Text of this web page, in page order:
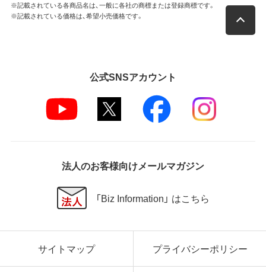
※記載されている各商品名は、一般に各社の商標または登録商標です。
※記載されている価格は、希望小売価格です。
公式SNSアカウント
法人のお客様向けメールマガジン
「Biz Information」 はこちら
サイトマップ プライバシーポリシー